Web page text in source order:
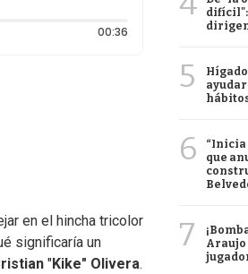
00:36Duración: 36
en el hincha tricolor
significaría un
"Kike" Olivera.
difícil":
5
6
“Inicia
que
7
Araujo